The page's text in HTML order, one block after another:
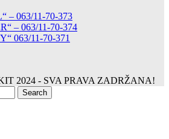
– 063/11-70-373
– 063/11-70-374
063/11-70-371
2024 - SVA PRAVA ZADRŽANA!
Search